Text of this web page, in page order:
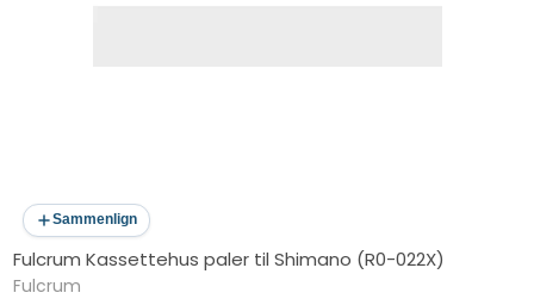
Sammenlign
Fulcrum Kassettehus paler til Shimano (R0-022X)
Fulcrum